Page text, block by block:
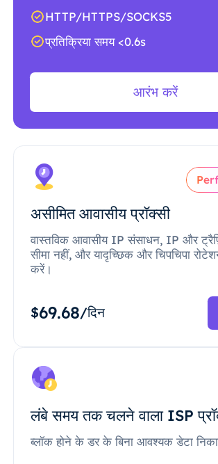
HTTP/HTTPS/SOCKS5
प्रतिक्रिया समय <0.6s
आरंभ करें
असीमित आवासीय प्रॉक्सी
वास्तविक आवासीय IP संसाधन, IP और
सीमा नहीं, और यादृच्छिक और चिपचिपा
करें।
$69.68/दिन
लंबे समय तक चलने वाला ISP
ब्लॉक होने के डर के बिना आवश्यक डेटा